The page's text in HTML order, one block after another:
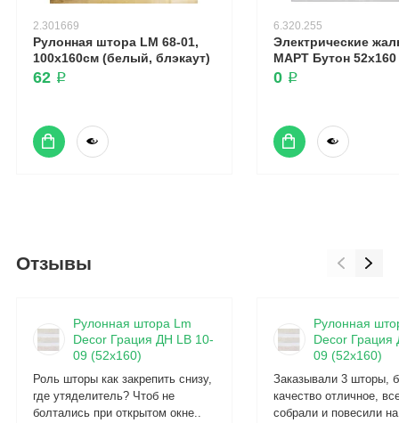
2.301669
Рулонная штора LM 68-01,
100х160см (белый, блэкаут)
62 ₽
6.320.255
Электрические
МАРТ Бутон
0 ₽
Отзывы
Рулонная штора Lm
Decor Грация ДН LB 10-
09 (52x160)
Роль шторы как закрепить снизу,
где утяделитель? Чтоб не
болтались при открытом окне..
Рулонная
Decor Грация
09 (52x160)
Заказывали 3 шторы,
качество отличное,
собрали и повесили